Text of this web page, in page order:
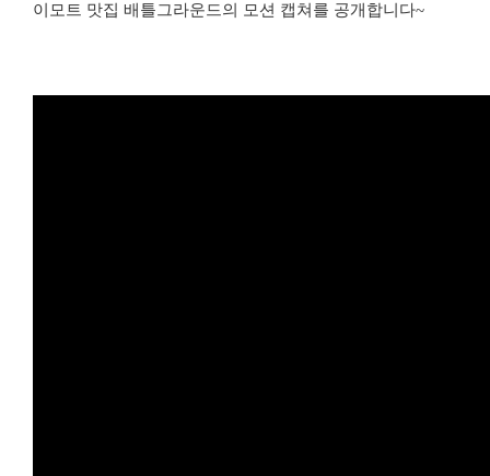
이모트 맛집 배틀그라운드의 모션 캡쳐를 공개합니다~